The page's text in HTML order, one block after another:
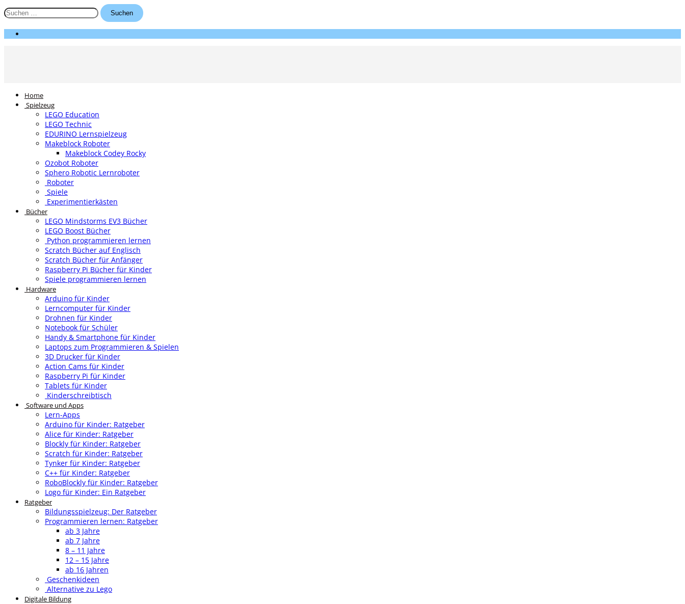
Skip
to
content
Suchen
nach:
Home
Spielzeug
LEGO Education
LEGO Technic
EDURINO Lernspielzeug
Makeblock Roboter
Makeblock Codey Rocky
Ozobot Roboter
Sphero Robotic Lernroboter
Roboter
Spiele
Experimentierkästen
Bücher
LEGO Mindstorms EV3 Bücher
LEGO Boost Bücher
Python programmieren lernen
Scratch Bücher auf Englisch
Scratch Bücher für Anfänger
Raspberry Pi Bücher für Kinder
Spiele programmieren lernen
Hardware
Arduino für Kinder
Lerncomputer für Kinder
Drohnen für Kinder
Notebook für Schüler
Handy & Smartphone für Kinder
Laptops zum Programmieren & Spielen
3D Drucker für Kinder
Action Cams für Kinder
Raspberry Pi für Kinder
Tablets für Kinder
Kinderschreibtisch
Software und Apps
Lern-Apps
Arduino für Kinder: Ratgeber
Alice für Kinder: Ratgeber
Blockly für Kinder: Ratgeber
Scratch für Kinder: Ratgeber
Tynker für Kinder: Ratgeber
C++ für Kinder: Ratgeber
RoboBlockly für Kinder: Ratgeber
Logo für Kinder: Ein Ratgeber
Ratgeber
Bildungsspielzeug: Der Ratgeber
Programmieren lernen: Ratgeber
ab 3 Jahre
ab 7 Jahre
8 – 11 Jahre
12 – 15 Jahre
ab 16 Jahren
Geschenkideen
Alternative zu Lego
Digitale Bildung